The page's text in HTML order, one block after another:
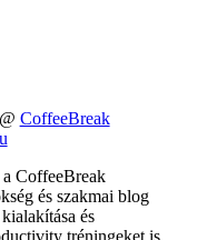
CoffeeBreak
CoffeeBreak
és szakmai blog
és
tréningeket is